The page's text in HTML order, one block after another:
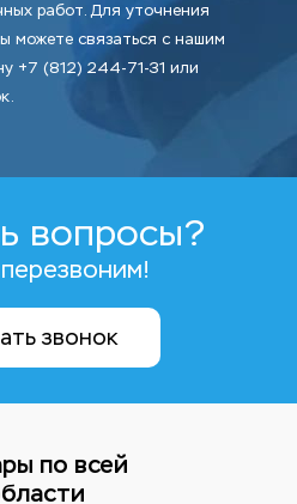
работ. Для уточнения
можете связаться с нашим
+7 (812) 244-71-31 или
вопросы?
звонок
по всей